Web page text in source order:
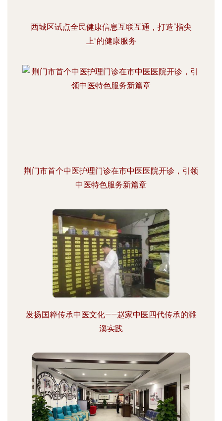
西城区试点全民健康信息互联互通，打造“指尖
上”的健康服务
荆门市首个中医护理门诊在市中医医院开诊，引领
中医特色服务新篇章
发扬国粹传承中医文化——赵家中医四代传承的濉
溪实践